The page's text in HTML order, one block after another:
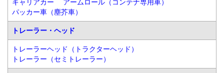
キャリアカー
アームロール（コンテナ専用車）
パッカー車（塵芥車）
トレーラー・ヘッド
トレーラーヘッド（トラクターヘッド）
トレーラー（セミトレーラー）